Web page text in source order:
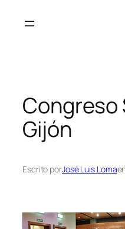
Congreso
Gijón
Escrito porJosé Luis Loma